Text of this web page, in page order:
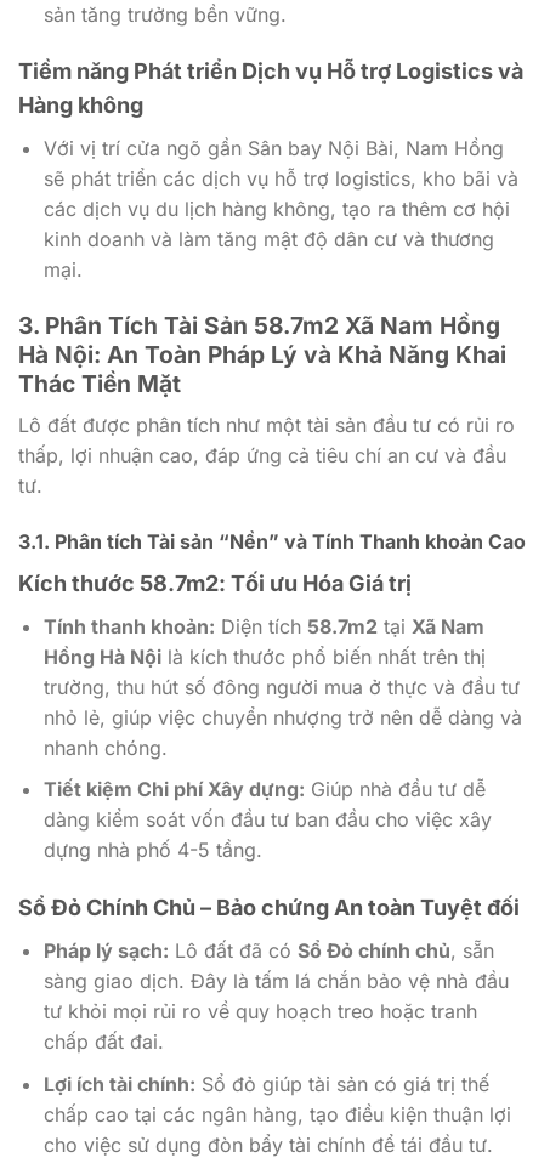
sản tăng trưởng bền vững.
Tiềm năng Phát triển Dịch vụ Hỗ trợ Logistics và
Hàng không
Với vị trí cửa ngõ gần Sân bay Nội Bài, Nam Hồng
sẽ phát triển các dịch vụ hỗ trợ logistics, kho bãi và
các dịch vụ du lịch hàng không, tạo ra thêm cơ hội
kinh doanh và làm tăng mật độ dân cư và thương
mại.
3. Phân Tích Tài Sản 58.7m2 Xã Nam Hồng
Hà Nội: An Toàn Pháp Lý và Khả Năng Khai
Thác Tiền Mặt
Lô đất được phân tích như một tài sản đầu tư có rủi ro
thấp, lợi nhuận cao, đáp ứng cả tiêu chí an cư và đầu
tư.
3.1. Phân tích Tài sản “Nền” và Tính Thanh khoản Cao
Kích thước 58.7m2: Tối ưu Hóa Giá trị
Tính thanh khoản: Diện tích 58.7m2tại Xã Nam
Hồng Hà Nộilà kích thước phổ biến nhất trên thị
trường, thu hút số đông người mua ở thực và đầu tư
nhỏ lẻ, giúp việc chuyển nhượng trở nên dễ dàng và
nhanh chóng.
Tiết kiệm Chi phí Xây dựng: Giúp nhà đầu tư dễ
dàng kiểm soát vốn đầu tư ban đầu cho việc xây
dựng nhà phố 4-5 tầng.
Sổ Đỏ Chính Chủ – Bảo chứng An toàn Tuyệt đối
Pháp lý sạch: Lô đất đã có Sổ Đỏ chính chủ, sẵn
sàng giao dịch. Đây là tấm lá chắn bảo vệ nhà đầu
tư khỏi mọi rủi ro về quy hoạch treo hoặc tranh
chấp đất đai.
Lợi ích tài chính: Sổ đỏ giúp tài sản có giá trị thế
chấp cao tại các ngân hàng, tạo điều kiện thuận lợi
cho việc sử dụng đòn bẩy tài chính để tái đầu tư.